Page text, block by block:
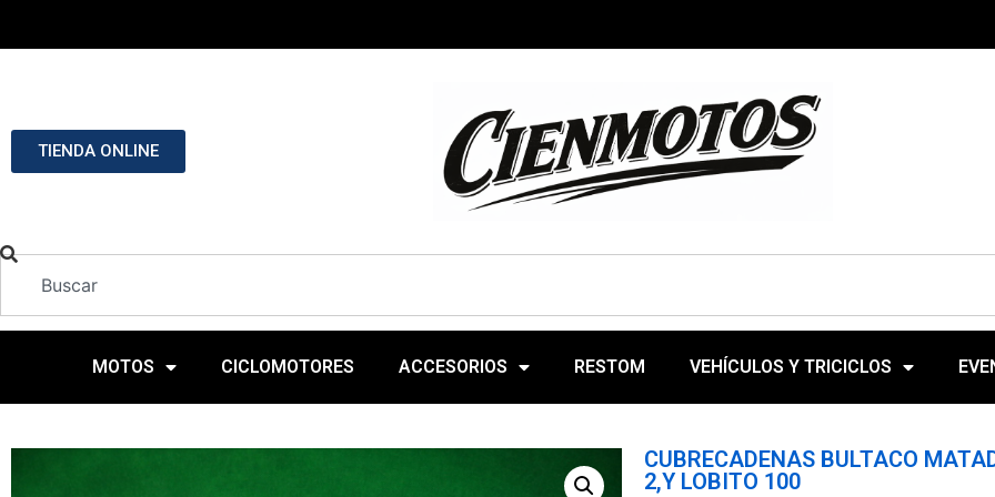
TIENDA ONLINE
MOTOS CICLOMOTORES ACCESORIOS RESTOM VEHÍCULOS Y TRICICLOS
CUBRECADENAS BULTACO
2,Y LOBITO 100